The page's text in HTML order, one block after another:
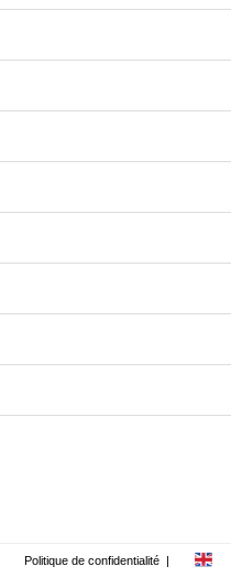
Politique de confidentialité |